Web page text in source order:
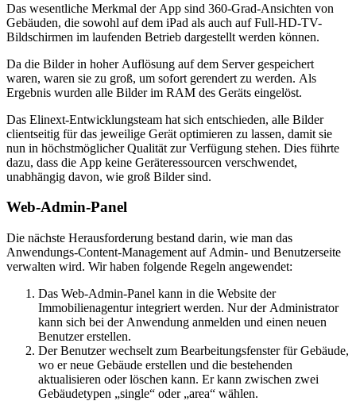
Das wesentliche Merkmal der App sind 360-Grad-Ansichten von
Gebäuden, die sowohl auf dem iPad als auch auf Full-HD-TV-
Bildschirmen im laufenden Betrieb dargestellt werden können.
Da die Bilder in hoher Auflösung auf dem Server gespeichert
waren, waren sie zu groß, um sofort gerendert zu werden. Als
Ergebnis wurden alle Bilder im RAM des Geräts eingelöst.
Das Elinext-Entwicklungsteam hat sich entschieden, alle Bilder
clientseitig für das jeweilige Gerät optimieren zu lassen, damit sie
nun in höchstmöglicher Qualität zur Verfügung stehen. Dies führte
dazu, dass die App keine Geräteressourcen verschwendet,
unabhängig davon, wie groß Bilder sind.
Web-Admin-Panel
Die nächste Herausforderung bestand darin, wie man das
Anwendungs-Content-Management auf Admin- und Benutzerseite
verwalten wird. Wir haben folgende Regeln angewendet:
Das Web-Admin-Panel kann in die Website der
Immobilienagentur integriert werden. Nur der Administrator
kann sich bei der Anwendung anmelden und einen neuen
Benutzer erstellen.
Der Benutzer wechselt zum Bearbeitungsfenster für Gebäude,
wo er neue Gebäude erstellen und die bestehenden
aktualisieren oder löschen kann. Er kann zwischen zwei
Gebäudetypen „single“ oder „area“ wählen.